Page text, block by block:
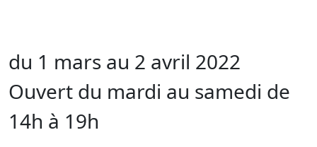
du 1 mars au 2 avril 2022
Ouvert du mardi au samedi de
14h à 19h